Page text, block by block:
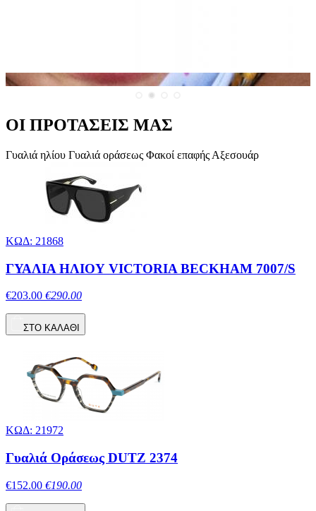
ΟΙ ΠΡΟΤΑΣΕΙΣ ΜΑΣ
Γυαλιά ηλίου Γυαλιά οράσεως Φακοί επαφής Αξεσουάρ
ΚΩΔ: 21868
ΓΥΑΛΙΑ ΗΛΙΟΥ VICTORIA BECKHAM 7007/S
€203.00 €290.00
ΣΤΟ ΚΑΛΑΘΙ
ΚΩΔ: 21972
Γυαλιά Οράσεως DUTZ 2374
€152.00 €190.00